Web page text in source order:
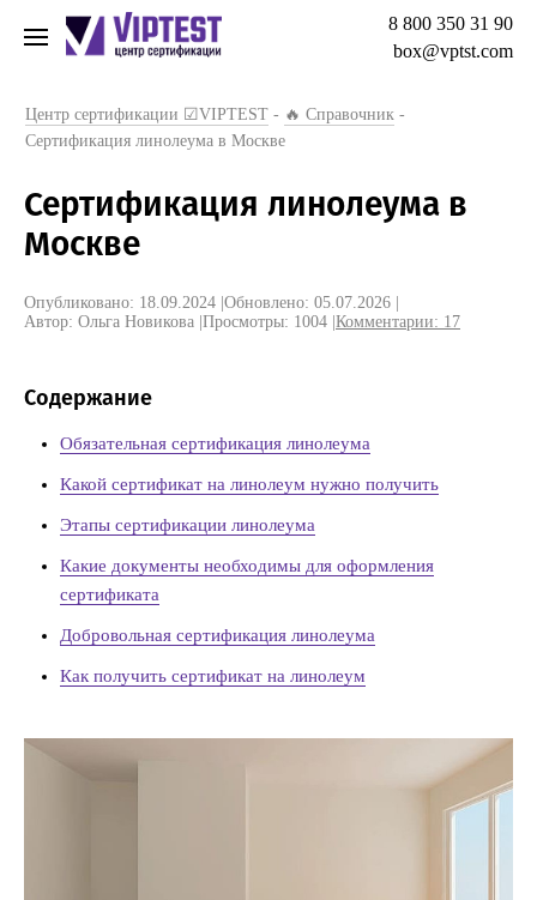
8 800 350 31 90
box@vptst.com
Центр сертификации ☑VIPTEST - 🔥 Справочник -
Сертификация линолеума в Москве
Сертификация линолеума в
Москве
Опубликовано: 18.09.2024 Обновлено: 05.07.2026
Автор: Ольга Новикова Просмотры: 1004 Комментарии: 17
Содержание
Обязательная сертификация линолеума
Какой сертификат на линолеум нужно получить
Этапы сертификации линолеума
Какие документы необходимы для оформления
сертификата
Добровольная сертификация линолеума
Как получить сертификат на линолеум